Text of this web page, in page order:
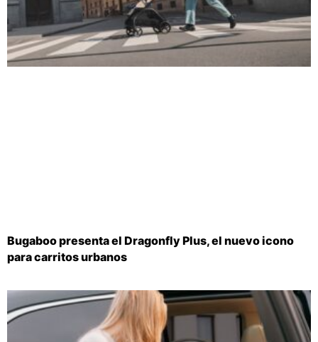
Bugaboo presenta el Dragonfly Plus, el nuevo icono
para carritos urbanos